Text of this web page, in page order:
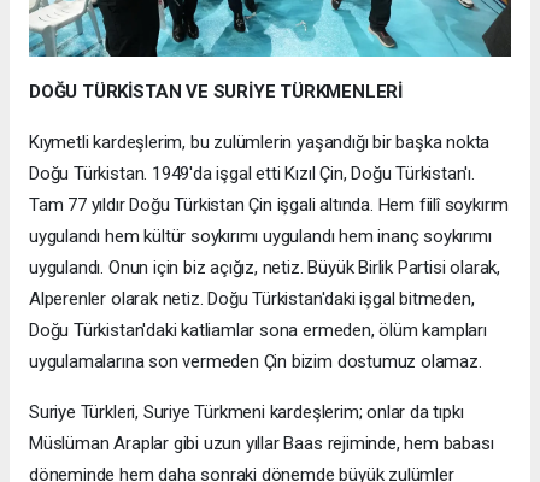
DOĞU TÜRKİSTAN VE SURİYE TÜRKMENLERİ
Kıymetli kardeşlerim, bu zulümlerin yaşandığı bir başka nokta
Doğu Türkistan. 1949'da işgal etti Kızıl Çin, Doğu Türkistan'ı.
Tam 77 yıldır Doğu Türkistan Çin işgali altında. Hem fiilî soykırım
uygulandı hem kültür soykırımı uygulandı hem inanç soykırımı
uygulandı. Onun için biz açığız, netiz. Büyük Birlik Partisi olarak,
Alperenler olarak netiz. Doğu Türkistan'daki işgal bitmeden,
Doğu Türkistan'daki katliamlar sona ermeden, ölüm kampları
uygulamalarına son vermeden Çin bizim dostumuz olamaz.
Suriye Türkleri, Suriye Türkmeni kardeşlerim; onlar da tıpkı
Müslüman Araplar gibi uzun yıllar Baas rejiminde, hem babası
döneminde hem daha sonraki dönemde büyük zulümler